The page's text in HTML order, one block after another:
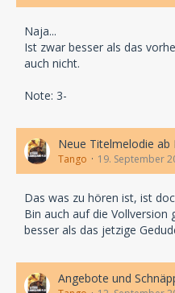
Naja...
Ist zwar besser als das
auch nicht.
Note: 3-
Neue Titelmelodie ab
Tango 19. September
Das was zu hören ist, ist
Bin auch auf die Vollversion
besser als das jetzige
Angebote und